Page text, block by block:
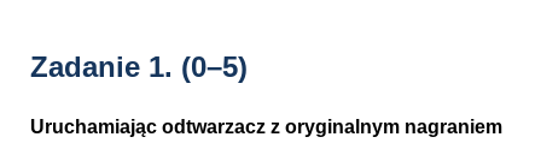
Zadanie 1. (0–5)
Uruchamiając odtwarzacz z oryginalnym nagraniem